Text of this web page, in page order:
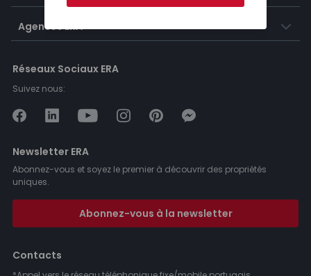
Agences ERA
Réseaux Sociaux ERA
Suivez nous:
Newsletter ERA
Abonnez-vous et soyez le premier à découvrir des propriétés
uniques.
Abonnez-vous à la newsletter
Contacts